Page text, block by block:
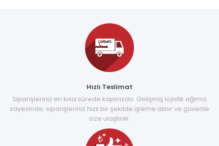
Hızlı Teslimat
Siparişleriniz en kısa sürede kapınızda. Gelişmiş lojistik ağımız
sayesinde, siparişleriniz hızlı bir şekilde işleme alınır ve güvenle
size ulaştırılır.